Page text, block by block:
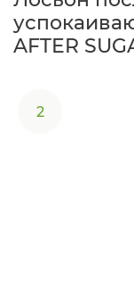
AFTER
2